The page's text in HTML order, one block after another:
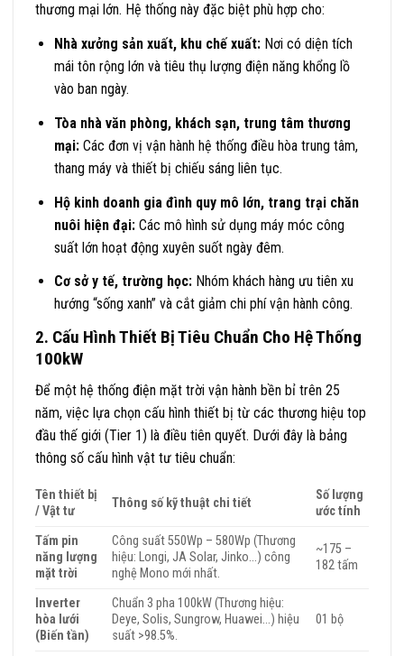
thương mại lớn. Hệ thống này đặc biệt phù hợp cho:
Nhà xưởng sản xuất, khu chế xuất:Nơi có diện tích
mái tôn rộng lớn và tiêu thụ lượng điện năng khổng lồ
vào ban ngày.
Tòa nhà văn phòng, khách sạn, trung tâm thương
mại:Các đơn vị vận hành hệ thống điều hòa trung tâm,
thang máy và thiết bị chiếu sáng liên tục.
Hộ kinh doanh gia đình quy mô lớn, trang trại chăn
nuôi hiện đại:Các mô hình sử dụng máy móc công
suất lớn hoạt động xuyên suốt ngày đêm.
Cơ sở y tế, trường học:Nhóm khách hàng ưu tiên xu
hướng “sống xanh” và cắt giảm chi phí vận hành công.
2. Cấu Hình Thiết Bị Tiêu Chuẩn Cho Hệ Thống
100kW
Để một hệ thống điện mặt trời vận hành bền bỉ trên 25
năm, việc lựa chọn cấu hình thiết bị từ các thương hiệu top
đầu thế giới (Tier 1) là điều tiên quyết. Dưới đây là bảng
thông số cấu hình vật tư tiêu chuẩn:
Tên thiết bị
/ Vật tư
Thông số kỹ thuật chi tiết
Số lượng
ước tính
Tấm pin
năng lượng
mặt trời
Công suất 550Wp – 580Wp (Thương
hiệu: Longi, JA Solar, Jinko…) công
nghệ Mono mới nhất.
~175 –
182 tấm
Inverter
hòa lưới
(Biến tần)
Chuẩn 3 pha 100kW (Thương hiệu:
Deye, Solis, Sungrow, Huawei…) hiệu
suất >98.5%.
01 bộ